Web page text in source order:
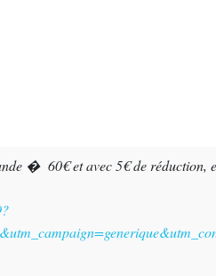
� 60€ et avec 5€ de réduction,